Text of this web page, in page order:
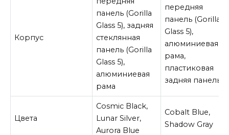
Корпус
панель (Gorilla
Glass 5), задняя
стеклянная
панель (Gorilla
Glass 5),
алюминиевая
рама
передняя
панель (Gorilla
Glass 5),
алюминиевая
рама,
пластиковая
задняя панель
Цвета
Cosmic Black,
Lunar Silver,
Aurora Blue
Cobalt Blue,
Shadow Gray